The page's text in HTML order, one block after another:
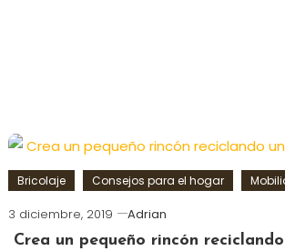
Bricolaje Consejos para el hogar
3 diciembre, 2019
Adrian
Crea un pequeño rincón